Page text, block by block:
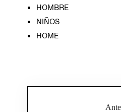
HOMBRE
NIÑOS
HOME